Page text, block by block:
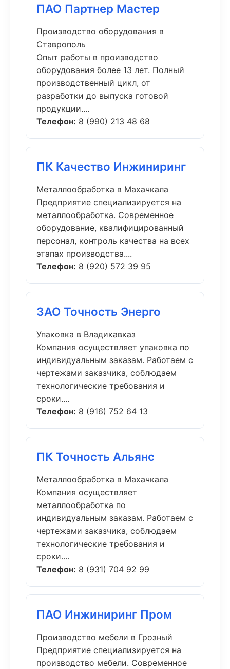
ПАО Партнер Мастер
Производство оборудования в
Ставрополь
Опыт работы в производство
оборудования более 13 лет. Полный
производственный цикл, от
разработки до выпуска готовой
продукции....
Телефон: 8 (990) 213 48 68
ПК Качество Инжиниринг
Металлообработка в Махачкала
Предприятие специализируется на
металлообработка. Современное
оборудование, квалифицированный
персонал, контроль качества на всех
этапах производства....
Телефон: 8 (920) 572 39 95
ЗАО Точность Энерго
Упаковка в Владикавказ
Компания осуществляет упаковка по
индивидуальным заказам. Работаем с
чертежами заказчика, соблюдаем
технологические требования и
сроки....
Телефон: 8 (916) 752 64 13
ПК Точность Альянс
Металлообработка в Махачкала
Компания осуществляет
металлообработка по
индивидуальным заказам. Работаем с
чертежами заказчика, соблюдаем
технологические требования и
сроки....
Телефон: 8 (931) 704 92 99
ПАО Инжиниринг Пром
Производство мебели в Грозный
Предприятие специализируется на
производство мебели. Современное